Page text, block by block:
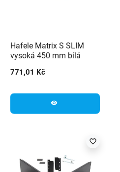
Hafele Matrix S SLIM
vysoká 450 mm bílá
771,01 Kč
visibility
favorite_border